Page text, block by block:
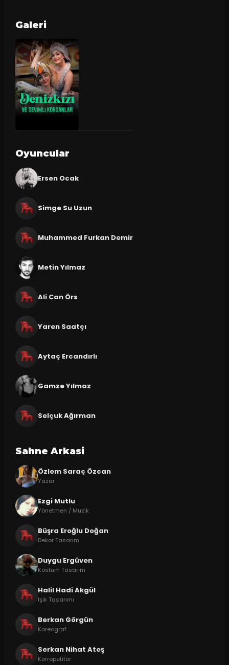
Galeri
Oyuncular
Ersen Ocak
Simge Su Uzun
Muhammed Furkan Demir
Metin Yılmaz
Ali Can Örs
Yaren Saatçı
Aytaç Ercandırlı
Gamze Yılmaz
Selçuk Ağırman
Sahne Arkasi
Özlem Saraç Özcan
Yazar
Ezgi Mutlu
Yönetmen / Müzik
Büşra Eroğlu Doğan
Dekor Tasarım
Duygu Ergüven
Kostüm Tasarım
Halil Hadi Akgül
Işık Tasarımı
Berkan Görgün
Koreograf
Serkan Nihat Ateş
Korrepetitör